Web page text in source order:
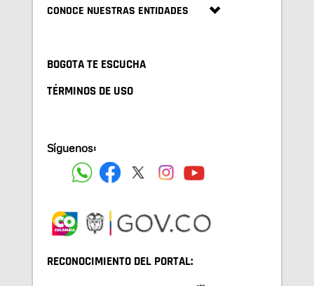
CONOCE NUESTRAS ENTIDADES
BOGOTA TE ESCUCHA
TÉRMINOS DE USO
Síguenos:
RECONOCIMIENTO DEL PORTAL: